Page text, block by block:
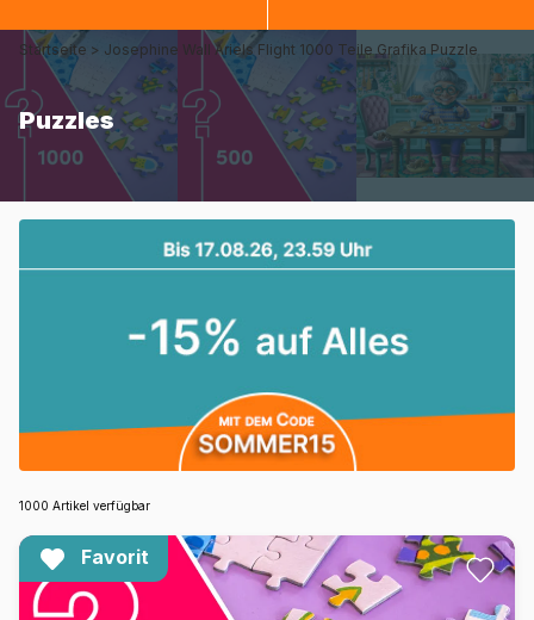
Startseite > Josephine Wall Ariels Flight 1000 Teile Grafika Puzzle
Puzzles
1000 Artikel verfügbar
Favorit